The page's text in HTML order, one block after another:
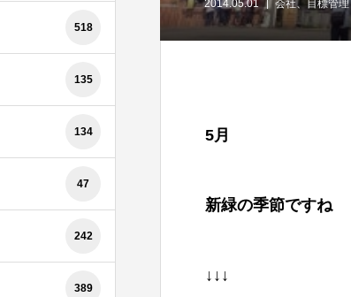
2014.05.01 会社、目標管理
5月
新緑の季節ですね
↓↓↓
518
135
134
47
242
389